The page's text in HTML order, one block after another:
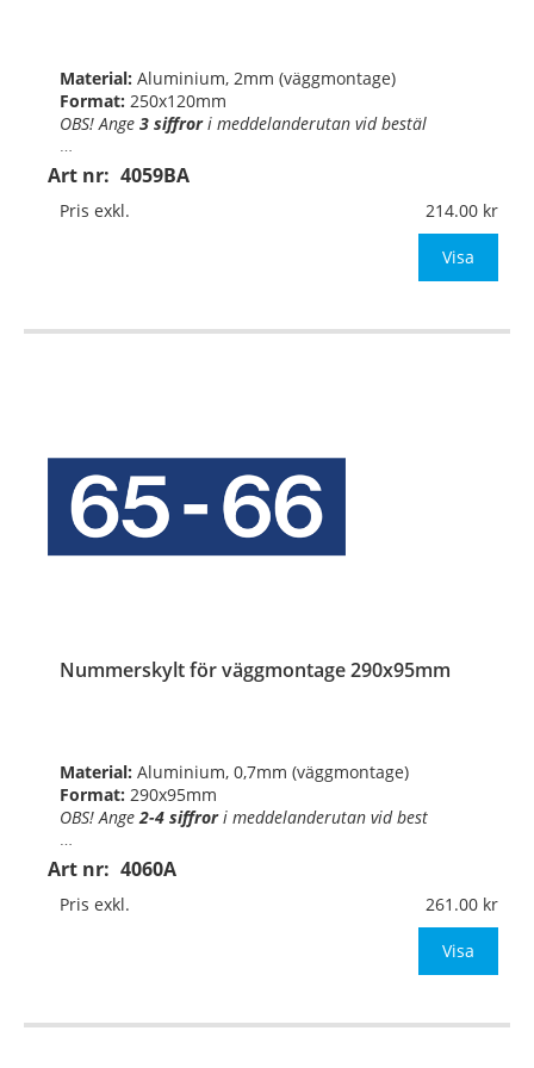
Art nr: 4059BA
Material: Aluminium, 2mm (väggmontage)
Format: 250x120mm
OBS! Ange 3 siffrori meddelanderutan vid bestäl
…
Pris exkl. 214.00
Visa
Nummerskylt för väggmontage 290x95mm
Art nr: 4060A
Material: Aluminium, 0,7mm (väggmontage)
Format: 290x95mm
OBS! Ange2-4 siffrori meddelanderutan vid best
…
Pris exkl. 261.00
Visa